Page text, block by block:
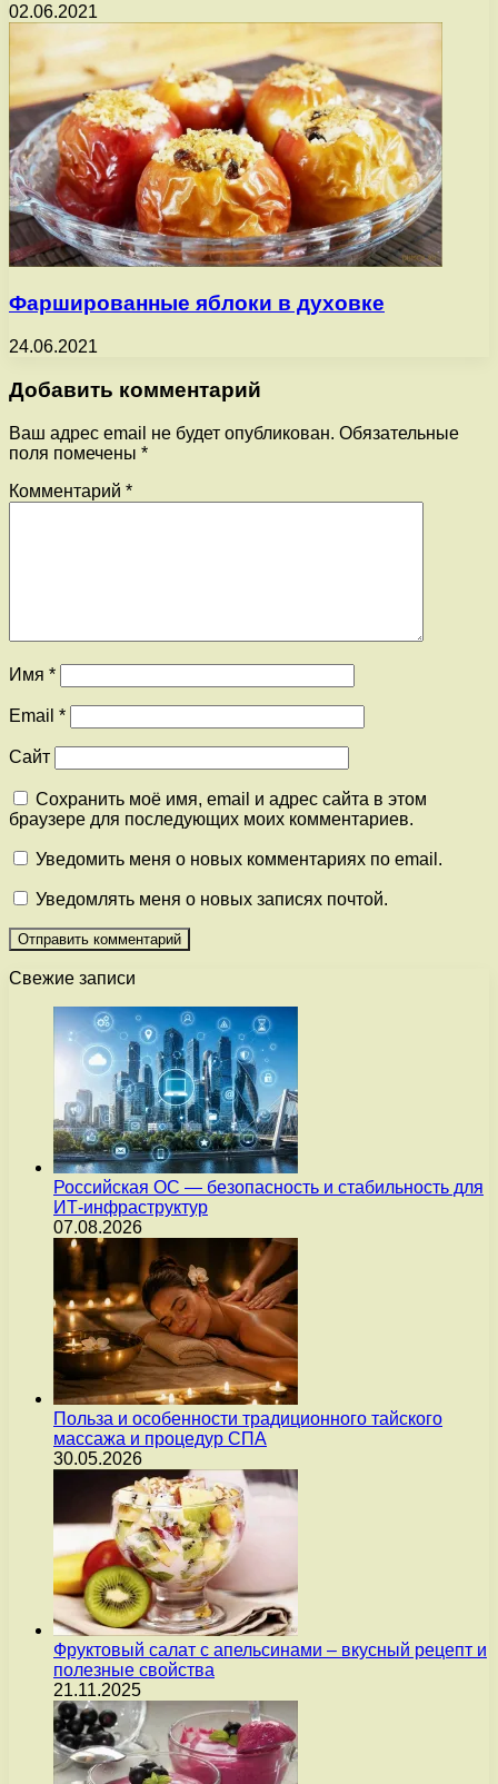
02.06.2021
Фаршированные яблоки в духовке
24.06.2021
Добавить комментарий
Ваш адрес email не будет опубликован. Обязательные
поля помечены *
Комментарий *
Имя *
Email *
Сайт
Сохранить моё имя, email и адрес сайта в этом
браузере для последующих моих комментариев.
Уведомить меня о новых комментариях по email.
Уведомлять меня о новых записях почтой.
Свежие записи
Российская ОС — безопасность и стабильность для
ИТ-инфраструктур
07.08.2026
Польза и особенности традиционного тайского
массажа и процедур СПА
30.05.2026
Фруктовый салат с апельсинами – вкусный рецепт и
полезные свойства
21.11.2025